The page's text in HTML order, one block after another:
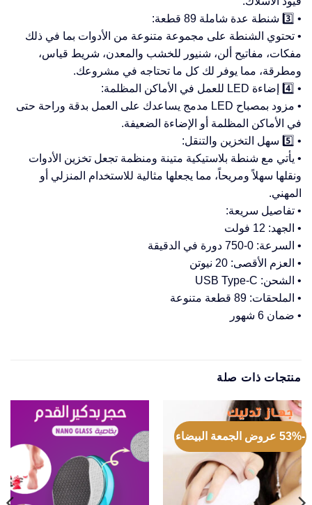
• 3️⃣ شنطة عدة شاملة 89 قطعة:
• تحتوي الشنطة على مجموعة متنوعة من الأدوات بما في ذلك
مفكات، مفاتيح ألن، شنيور للخشب والمعدن، شريط قياس،
ومطرقة، مما يوفر لك كل ما تحتاجه في مشروعك.
• 4️⃣ إضاءة LED للعمل في الأماكن المظلمة:
• مزود بمصباح LED مدمج يساعدك على العمل بدقة وراحة حتى
في الأماكن المظلمة أو الإضاءة الضعيفة.
• 5️⃣ سهل التخزين والتنقل:
• يأتي مع شنطة بلاستيكية متينة ومنظمة تجعل تخزين الأدوات
ونقلها سهلاً ومريحاً، مما يجعلها مثالية للاستخدام المنزلي أو
المهني.
• تفاصيل سريعة:
• الجهد: 12 فولت
• السرعة: 0-750 دورة في الدقيقة
• العزم الأقصى: 20 نيوتن
• الشحن: USB Type-C
• الملحقات: 89 قطعة متنوعة
• ضمان 6 شهور
منتجات ذات صلة
-53% عروض الجمعة البيضاء